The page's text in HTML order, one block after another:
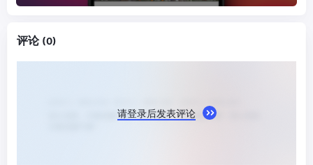
评论 (0)
请登录后发表评论